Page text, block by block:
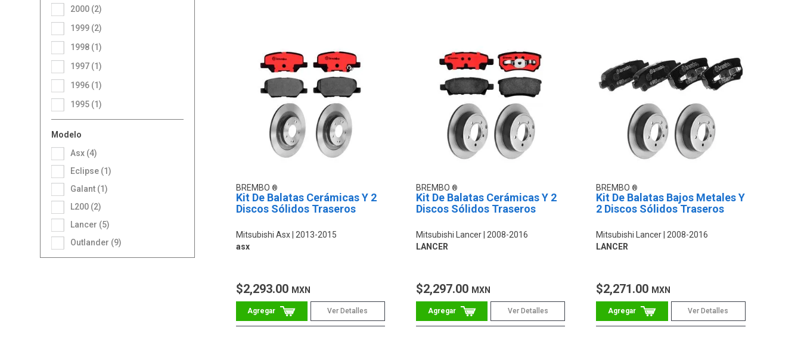
Modelo
Asx (4)
Eclipse (1)
Galant (1)
L200 (2)
Lancer (5)
Outlander (9)
1995 (1)
1996 (1)
1997 (1)
1998 (1)
1999 (2)
2000 (2)
BREMBO
Kit De Balatas Cerámicas Y 2
Discos Sólidos Traseros
Mitsubishi Asx 2013-2015
asx
$2,293.00 MXN
Ver Detalles
BREMBO
Kit De Balatas Cerámicas Y 2
Discos Sólidos Traseros
Mitsubishi Lancer 2008-2016
LANCER
$2,297.00 MXN
Ver Detalles
BREMBO
Kit De Balatas Bajos Metales Y
2 Discos Sólidos Traseros
Mitsubishi Lancer 2008-2016
LANCER
$2,271.00 MXN
Ver Detalles